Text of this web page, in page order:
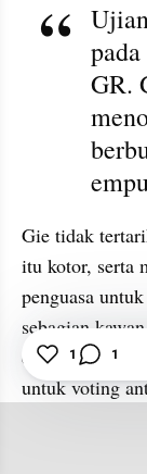
GR.
Gie tidak
itu kotor, serta
penguasa
sebagian
dengan alasan
untuk voting
1 1